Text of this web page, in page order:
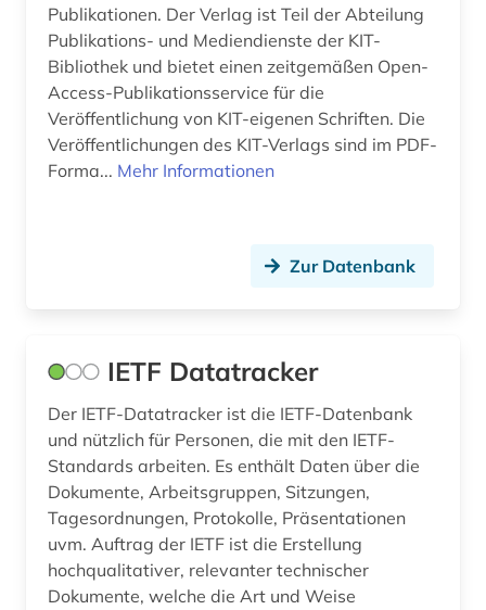
rechtswissenschaften (1)
retrodigitalisat (1)
rohrleitungstechnik (1)
russisch (1)
sozialwissenschaften (16)
spanisch (2)
sprache (1)
statistik (1)
steuerungs- und regelungstechnik (1)
strahlenschutz (1)
Publikationen. Der Verlag ist Teil der Abteilung
Publikations- und Mediendienste der KIT-
Bibliothek und bietet einen zeitgemäßen Open-
Access-Publikationsservice für die
Veröffentlichung von KIT-eigenen Schriften. Die
Veröffentlichungen des KIT-Verlags sind im PDF-
Forma... Mehr Informationen
Zur Datenbank
IETF Datatracker
Der IETF-Datatracker ist die IETF-Datenbank
und nützlich für Personen, die mit den IETF-
Standards arbeiten. Es enthält Daten über die
Dokumente, Arbeitsgruppen, Sitzungen,
Tagesordnungen, Protokolle, Präsentationen
uvm. Auftrag der IETF ist die Erstellung
hochqualitativer, relevanter technischer
Dokumente, welche die Art und Weise